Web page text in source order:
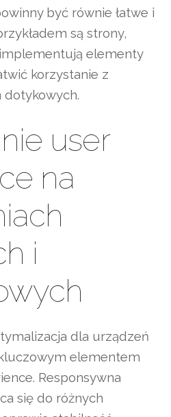
być równie łatwe i
są strony,
elementy
korzystanie z
dotykowych.
user
na
i
dla urządzeń
elementem
Responsywna
się do różnych